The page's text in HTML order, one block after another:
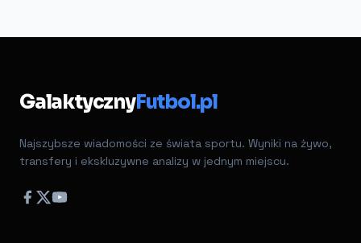
GalaktycznyFutbol.pl
Najszybsze wiadomości ze świata sportu. Wyniki na żywo,
transfery i ekskluzywne analizy w jednym miejscu.